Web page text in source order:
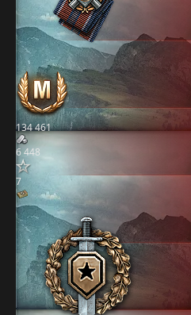
134 461
6 448
7